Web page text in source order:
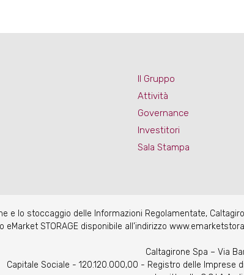
Il Gruppo
Attività
Governance
Investitori
Sala Stampa
e lo stoccaggio delle Informazioni Regolamentate,
eMarket STORAGE disponibile all’indirizzo
Caltagirone Spa – Via
Capitale Sociale - 120.120.000,00 - Registro delle Imprese